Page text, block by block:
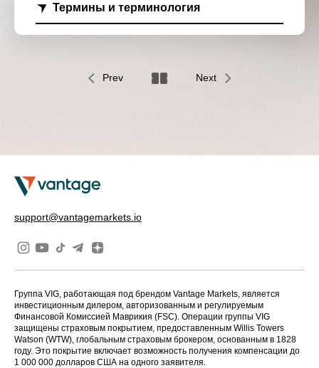
Термины и терминология
Prev Next
support@vantagemarkets.io
Группа VIG, работающая под брендом Vantage Markets, является
инвестиционным дилером, авторизованным и регулируемым
Финансовой Комиссией Маврикия (FSC). Операции группы VIG
защищены страховым покрытием, предоставленным Willis Towers
Watson (WTW), глобальным страховым брокером, основанным в 1828
году. Это покрытие включает возможность получения компенсации до
1 000 000 долларов США на одного заявителя.